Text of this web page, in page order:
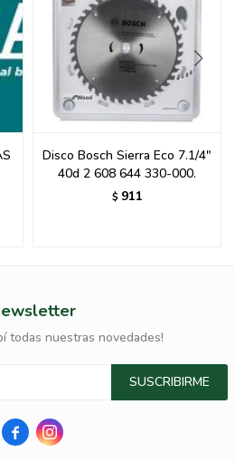
Disco Bosch Sierra Eco 7.1/4"
40d 2 608 644 330-000.
$ 911
todas nuestras novedades!
SUSCRIBIRME
 